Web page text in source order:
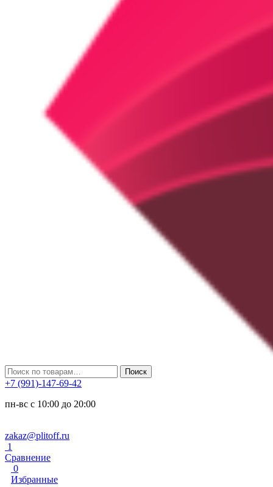
Искать: Поиск
+7 (991)-147-69-42
пн-вс с 10:00 до 20:00
zakaz@plitoff.ru
1
Сравнение
0
Избранные